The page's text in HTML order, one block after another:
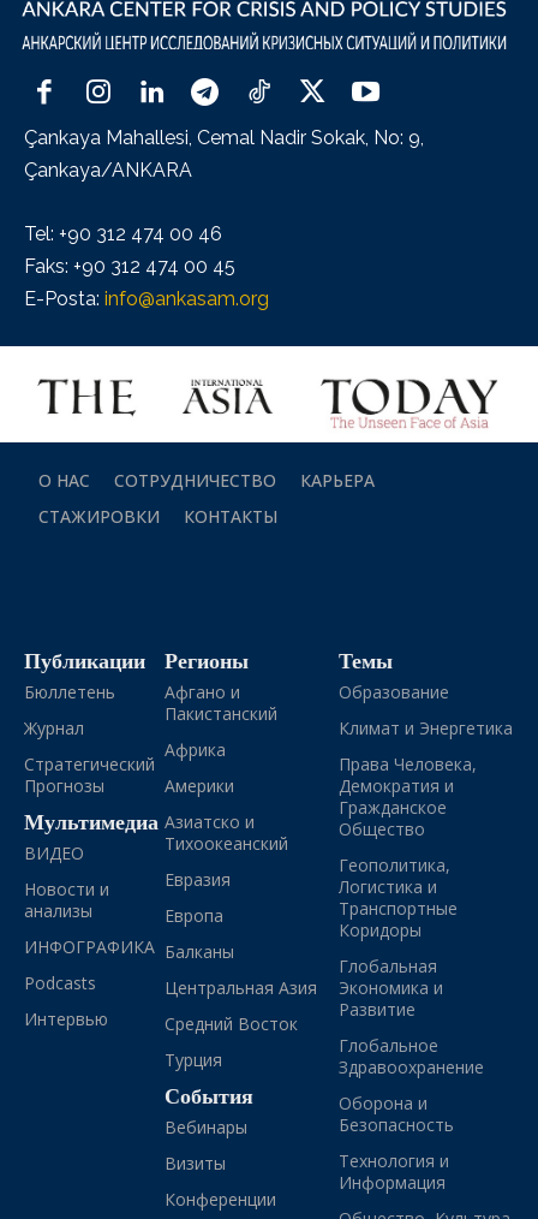
Çankaya Mahallesi, Cemal Nadir Sokak, No: 9,
Çankaya/ANKARA
Tel: +90 312 474 00 46
Faks: +90 312 474 00 45
E-Posta: info@ankasam.org
О НАС СОТРУДНИЧЕСТВО
КАРЬЕРА
СТАЖИРОВКИ
КОНТАКТЫ
Публикации
Бюллетень
Журнал
Стратегический
Прогнозы
Мультимедиа
ВИДЕО
Новости и
анализы
ИНФОГРАФИКА
Podcasts
Интервью
Регионы
Афгано и
Пакистанский
Африка
Америки
Азиатско и
Тихоокеанский
Евразия
Европа
Балканы
Центральная Азия
Средний Восток
Турция
События
Вебинары
Визиты
Конференции
Темы
Образование
Климат и Энергетика
Права Человека,
Демократия и
Гражданское
Общество
Геополитика,
Логистика и
Транспортные
Коридоры
Глобальная
Экономика и
Развитие
Глобальное
Здравоохранение
Оборона и
Безопасность
Технология и
Информация